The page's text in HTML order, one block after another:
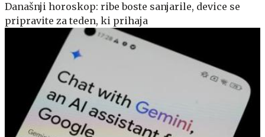
Današnji horoskop: ribe boste sanjarile, device se
pripravite za teden, ki prihaja